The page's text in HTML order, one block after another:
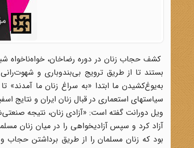
کشف حجاب زنان در دوره رضاخان، خواه‌ناخواه
بستند تا از طریق ترویج بی‌بندوباری و شهوت‌رانی
به‌یوغ‌کشیدن ما ابتدا «به سراغ زنان ما
سیاستهای استعماری در قبال زنان ایران و نتایج
ویل‌ دورانت‌ گفته‌ است: «آزادی‌ زنان، نتیجه‌
آزاد کرد و سپس‌ آزادیخواهی را در میان‌ زنان‌
بود که زنان‌ مسلمان‌ را از طریق‌ برداشتن حجاب‌